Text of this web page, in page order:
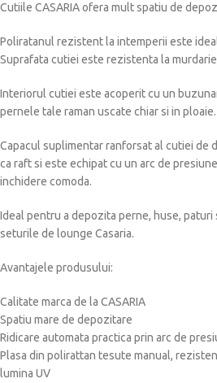
Cutiile CASARIA ofera mult spatiu de
Poliratanul rezistent la intemperii este
Suprafata cutiei este rezistenta la
Interiorul cutiei este acoperit cu un
pernele tale raman uscate chiar si in ploaie.
Capacul suplimentar ranforsat al cutiei de
ca raft si este echipat cu un arc de
inchidere comoda.
Ideal pentru a depozita perne, huse,
seturile de lounge Casaria.
Avantajele produsului:
Calitate marca de la CASARIA
Spatiu mare de depozitare
Ridicare automata practica prin arc de
Plasa din polirattan tesute manual,
lumina UV